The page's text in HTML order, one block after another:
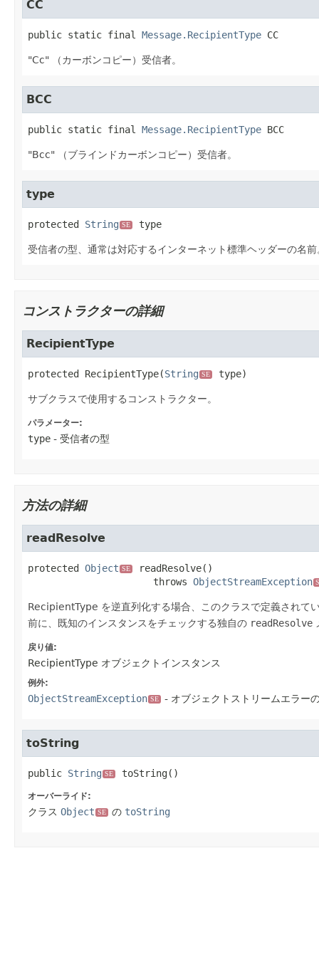
CC
public static final Message.RecipientType CC
"Cc" （カーボンコピー）受信者。
BCC
public static final Message.RecipientType BCC
"Bcc" （ブラインドカーボンコピー）受信者。
type
protected String SE type
受信者の型、通常は対応するインターネット標準ヘッダーの名前
コンストラクターの詳細
RecipientType
protected RecipientType(String SE type)
サブクラスで使用するコンストラクター。
パラメーター:
type - 受信者の型
方法の詳細
readResolve
protected Object SE readResolve()
                      throws
ObjectStreamException
RecipientType を逆直列化する場合、このクラスで定義されて
前に、既知のインスタンスをチェックする独自の readResolve
戻り値:
RecipientType オブジェクトインスタンス
例外:
ObjectStreamException SE - オブジェクトストリームエラー
toString
public String SE toString()
オーバーライド:
クラス Object SE の toString